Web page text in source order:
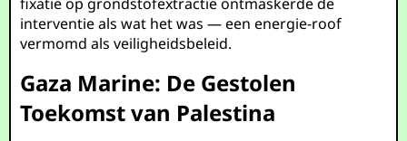
interventie als wat het was — een energie-roof
vermomd als veiligheidsbeleid.
Gaza Marine: De Gestolen
Toekomst van Palestina